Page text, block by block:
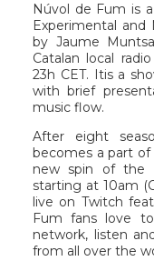
Núvol de Fum is
Experimental and
by Jaume
Catalan local
23h CET. Itis a
with brief
music flow.
After eight
becomes a part
new spin of the
starting at 10am
live on Twitch
Fum fans love
network, listen
from all over the